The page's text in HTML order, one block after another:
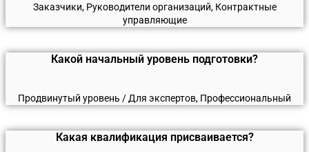
Заказчики, Руководители организаций, Контрактные
управляющие
Какой начальный уровень подготовки?
Продвинутый уровень / Для экспертов, Профессиональный
Какая квалификация присваивается?